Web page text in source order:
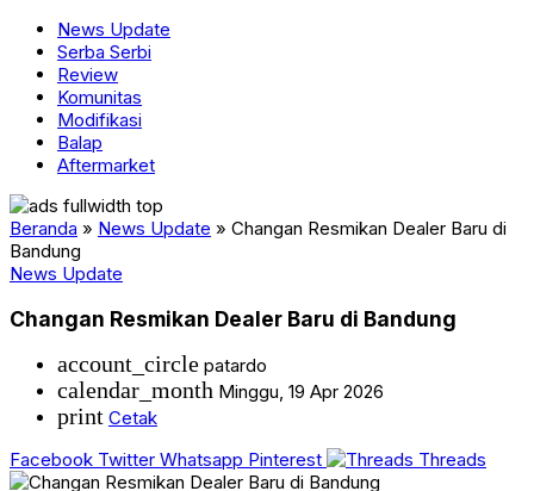
News Update
Serba Serbi
Review
Komunitas
Modifikasi
Balap
Aftermarket
Beranda » News Update » Changan Resmikan Dealer Baru di
Bandung
News Update
Changan Resmikan Dealer Baru di Bandung
account_circle patardo
calendar_month Minggu, 19 Apr 2026
print Cetak
Facebook Twitter Whatsapp Pinterest Threads